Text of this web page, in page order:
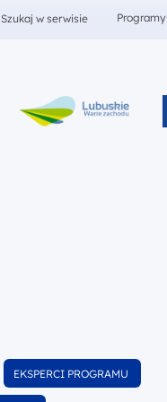
Szukaj w serwisie Programy
Wyfiltruj
EKSPERCI PROGRAMU
wśród dokumentów